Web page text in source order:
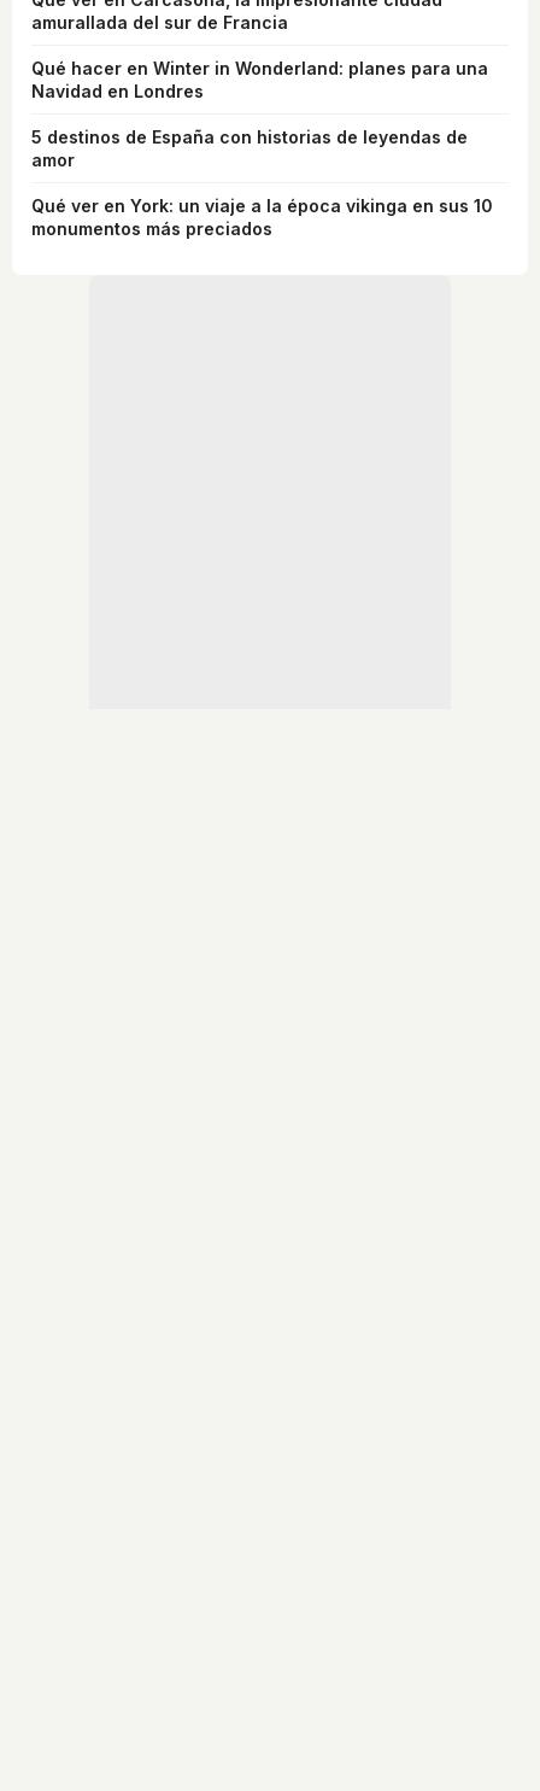
amurallada del sur de Francia
Qué hacer en Winter in Wonderland: planes para una
Navidad en Londres
5 destinos de España con historias de leyendas de
amor
Qué ver en York: un viaje a la época vikinga en sus 10
monumentos más preciados